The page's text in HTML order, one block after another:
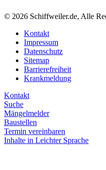
© 2026 Schiffweiler.de, Alle
Kontakt
Impressum
Datenschutz
Sitemap
Barrierefreiheit
Krankmeldung
Kontakt
Suche
Mängelmelder
Baustellen
Termin vereinbaren
Inhalte in Leichter Sprache